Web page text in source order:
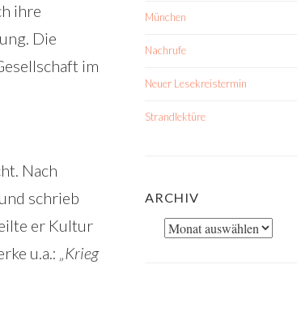
ihre
Die
im
Nach
schrieb
er Kultur
u.a.: „Krieg
München
Nachrufe
Neuer Lesekreistermin
Strandlektüre
ARCHIV
Archiv